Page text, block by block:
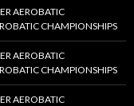
AEROBATIC
CHAMPIONSHIPS
AEROBATIC
CHAMPIONSHIPS
AEROBATIC